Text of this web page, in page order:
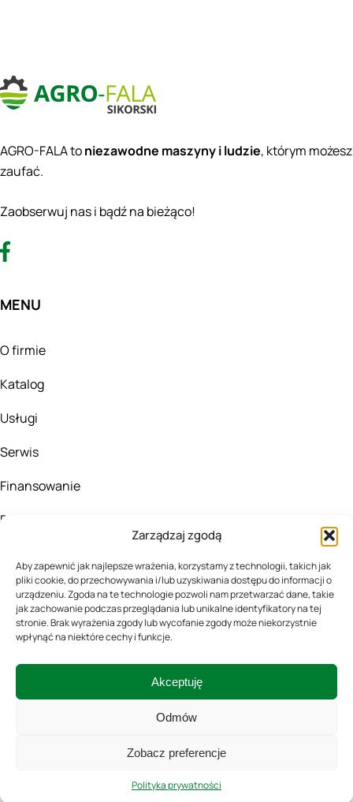
Zarządzaj zgodą
Aby zapewnić jak najlepsze wrażenia, korzystamy z technologii, takich jak
pliki cookie, do przechowywania i/lub uzyskiwania dostępu do informacji o
urządzeniu. Zgoda na te technologie pozwoli nam przetwarzać dane, takie
jak zachowanie podczas przeglądania lub unikalne identyfikatory na tej
stronie. Brak wyrażenia zgody lub wycofanie zgody może niekorzystnie
wpłynąć na niektóre cechy i funkcje.
Akceptuję
Odmów
Zobacz preferencje
Polityka prywatności
AGRO-FALA toniezawodne maszyny i ludzie, którym możesz
zaufać.
Zaobserwuj nas i bądź na bieżąco!
MENU
O firmie
Katalog
Usługi
Serwis
Finansowanie
Blog
KONTAKT
505167324
biuro@agro-fala.pl
Polityka prywatności